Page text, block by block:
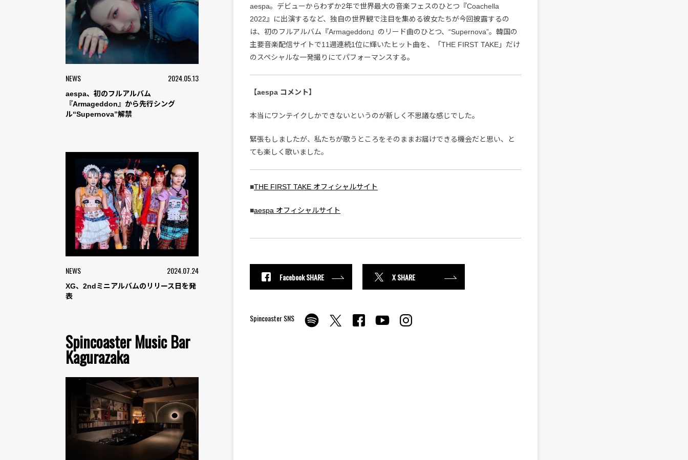
NEWS 2024.05.13
aespa、初のフルアルバム
『Armageddon』から先行シング
ル“Supernova”解禁
NEWS 2024.07.24
XG、2ndミニアルバムのリリース日を発
表
Spincoaster Music Bar
Kagurazaka
aespa。デビューからわずか2年で世界最大の音楽フェスのひとつ『Coachella
2022』に出演するなど、独自の世界観で注目を集める彼女たちが今回披露するの
は、初のフルアルバム『Armageddon』のリード曲のひとつ、“Supernova”。韓国の
主要音楽配信サイトで11週連続1位に輝いたヒット曲を、「THE FIRST TAKE」だけ
のスペシャルな一発撮りにてパフォーマンスする。
【aespa コメント】
本当にワンテイクしかできないというのが新しく不思議な感じでした。
緊張もしましたが、私たちが歌うところをそのままお届けできる機会だと思い、と
ても楽しく歌いました。
■THE FIRST TAKE オフィシャルサイト
■aespa オフィシャルサイト
Facebook SHARE X SHARE
Spincoaster SNS